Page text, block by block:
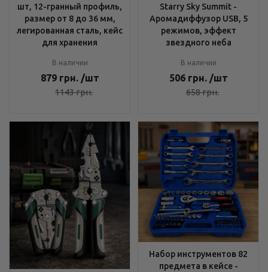
шт, 12-гранный профиль,
размер от 8 до 36 мм,
легированная сталь, кейс
для хранения
В наличии
879 грн. /шт
1143грн.
Starry Sky Summit -
Аромадиффузор USB, 5
режимов, эффект
звездного неба
В наличии
506 грн. /шт
658грн.
Набор инструментов 82
предмета в кейсе -